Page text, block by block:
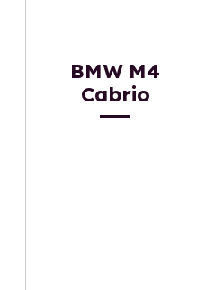
BMW M4
Cabrio